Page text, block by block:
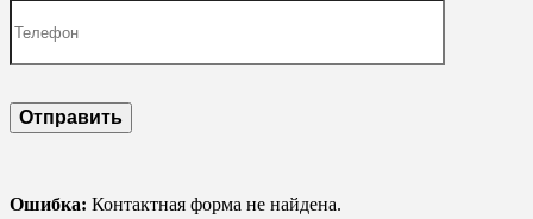
Ошибка: Контактная форма не найдена.